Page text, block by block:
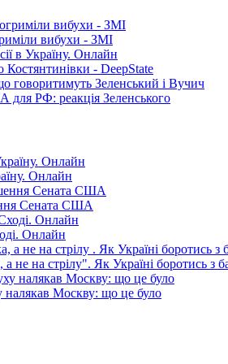
вибухи - ЗМІ
в Україну. Онлайн
Костянтинівки - DeepState
говоритимуть Зеленський і Вучич
для РФ: реакція Зеленського
Онлайн
Сената США
Онлайн
не на стрілу". Як Україні боротись з
налякав Москву: що це було